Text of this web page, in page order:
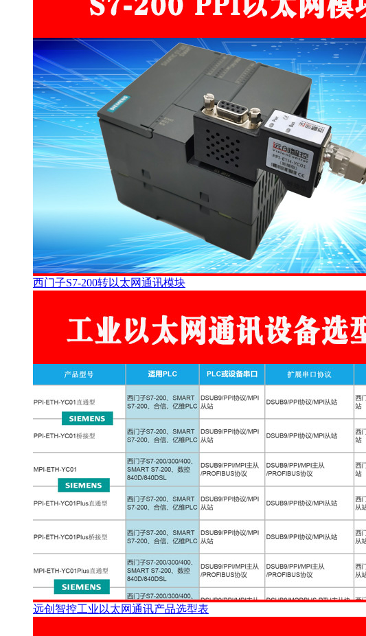
西门子S7-200转以太网通讯模块
远创智控工业以太网通讯产品选型表